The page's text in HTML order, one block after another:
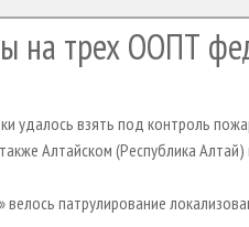
трех ООПТ
удалось взять под контроль
Алтайском (Республика
патрулирование